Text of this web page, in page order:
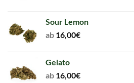
Sour Lemon
ab 16,00€
Gelato
ab 16,00€